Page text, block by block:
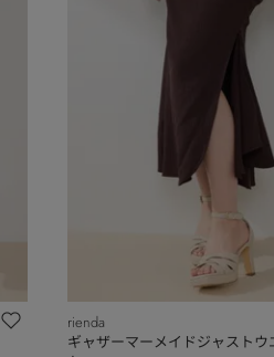
rienda
ギャザーマーメイドジャストウ